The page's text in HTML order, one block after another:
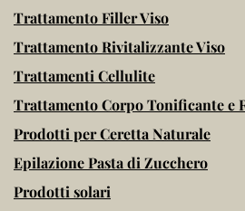
Trattamento Filler Viso
Trattamento Rivitalizzante Viso
Trattamenti Cellulite
Trattamento Corpo Tonificante e
Prodotti per Ceretta Naturale
Epilazione Pasta di Zucchero
Prodotti solari